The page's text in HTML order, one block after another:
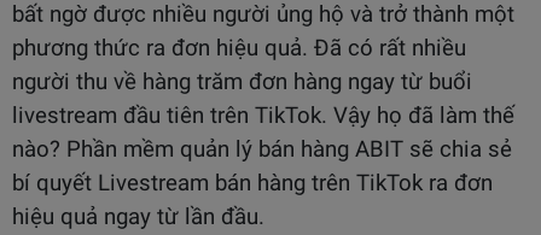
bất ngờ được nhiều người ủng hộ và trở thành một
phương thức ra đơn hiệu quả. Đã có rất nhiều
người thu về hàng trăm đơn hàng ngay từ buổi
livestream đầu tiên trên TikTok. Vậy họ đã làm thế
nào? Phần mềm quản lý bán hàng ABIT sẽ chia sẻ
bí quyết Livestream bán hàng trên TikTok ra đơn
hiệu quả ngay từ lần đầu.